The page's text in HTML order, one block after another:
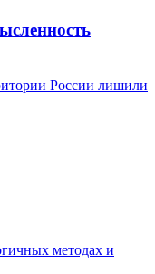
России лишили
методах и